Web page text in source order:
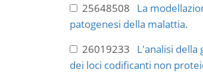
25648508 La
patogenesi della malattia.
26019233 L'analisi
dei loci codificanti non